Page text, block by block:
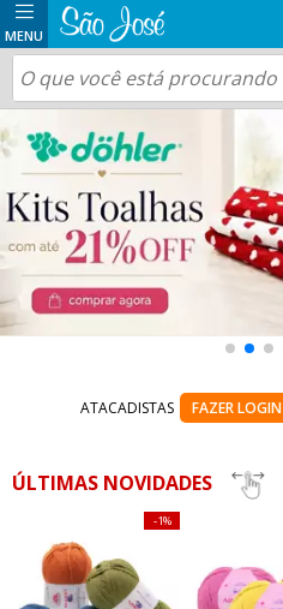
ATACADISTAS FAZER LOGIN
ÚLTIMAS NOVIDADES
1%